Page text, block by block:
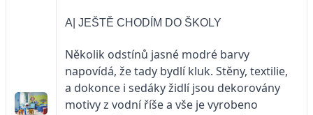
A| JEŠTĚ CHODÍM DO ŠKOLY
Několik odstínů jasné modré barvy
napovídá, že tady bydlí kluk. Stěny, textilie,
a dokonce i sedáky židlí jsou dekorovány
motivy z vodní říše a vše je vyrobeno